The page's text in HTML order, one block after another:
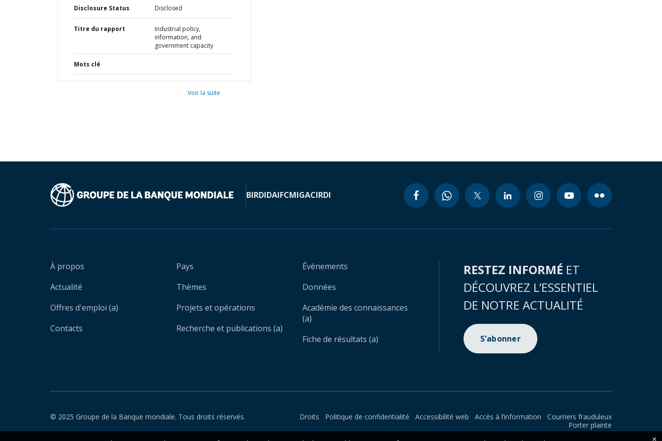
Disclosure Status Disclosed
Titre du rapport
Industrial policy,
information, and
government capacity
Mots clé
Voir la suite
BIRDIDAIFCMIGACIRDI
À propos
Actualité
Offres d'emploi (a)
Contacts
Pays
Thèmes
Projets et opérations
Recherche et publications (a)
Évènements
Données
Académie des connaissances
(a)
Fiche de résultats (a)
RESTEZ INFORMÉ ET
DÉCOUVREZ L’ESSENTIEL
DE NOTRE ACTUALITÉ
S'abonner
© 2025 Groupe de la Banque mondiale. Tous droits réservés. Droits Politique de confidentialité Accessibilité web Accès à l’information
Courriers frauduleux
Porter plainte